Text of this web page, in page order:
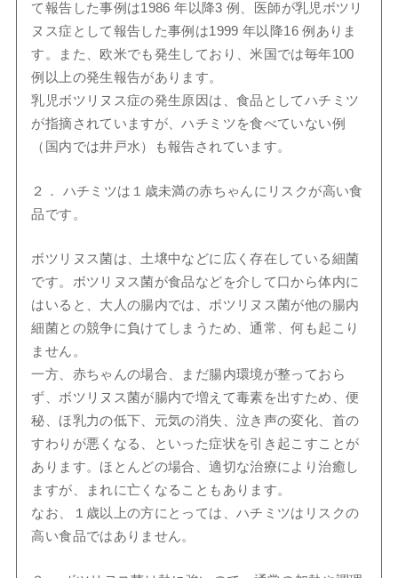
て報告した事例は1986 年以降3 例、医師が乳児ボツリ
ヌス症として報告した事例は1999 年以降16 例ありま
す。また、欧米でも発生しており、米国では毎年100
例以上の発生報告があります。
乳児ボツリヌス症の発生原因は、食品としてハチミツ
が指摘されていますが、ハチミツを食べていない例
（国内では井戸水）も報告されています。
２． ハチミツは１歳未満の赤ちゃんにリスクが高い食
品です。
ボツリヌス菌は、土壌中などに広く存在している細菌
です。ボツリヌス菌が食品などを介して口から体内に
はいると、大人の腸内では、ボツリヌス菌が他の腸内
細菌との競争に負けてしまうため、通常、何も起こり
ません。
一方、赤ちゃんの場合、まだ腸内環境が整っておら
ず、ボツリヌス菌が腸内で増えて毒素を出すため、便
秘、ほ乳力の低下、元気の消失、泣き声の変化、首の
すわりが悪くなる、といった症状を引き起こすことが
あります。ほとんどの場合、適切な治療により治癒し
ますが、まれに亡くなることもあります。
なお、１歳以上の方にとっては、ハチミツはリスクの
高い食品ではありません。